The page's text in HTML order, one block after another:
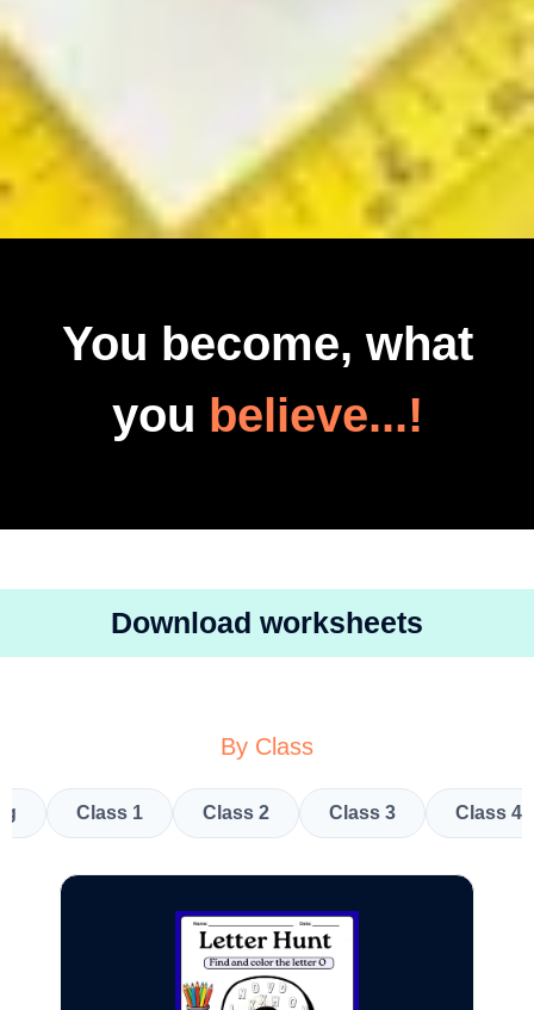
You become, what
you believe...!
Download worksheets
By Class
Class 1 Class 2 Class 3 Class 4